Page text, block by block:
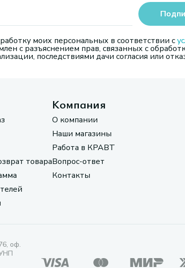
моих персональных в соответствии с
с разъяснением прав, связанных с
последствиями дачи согласия или
товара
Компания
О компании
Наши магазины
Работа в КРАВТ
Вопрос-ответ
Контакты
оф.